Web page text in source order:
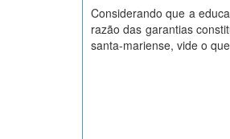
Considerando que a
razão das garantias
santa-mariense, vide o